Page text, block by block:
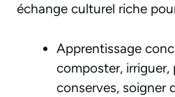
échange culturel riche
Apprentissage
composter, irriguer,
conserves, soigner